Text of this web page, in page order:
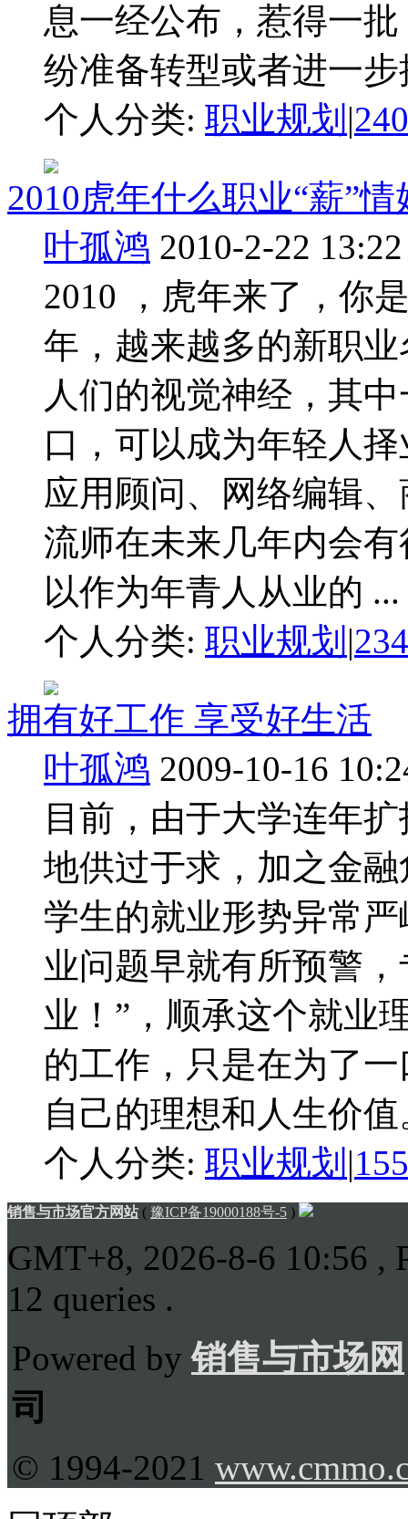
息一经公布，惹得一
纷准备转型或者进一
个人分类: 职业规划 |
2010虎年什么职业“薪”情
叶孤鸿 2010-2-22 13:22
2010 ，虎年来了，你
年，越来越多的新职
人们的视觉神经，其
口，可以成为年轻人
应用顾问、网络编辑
流师在未来几年内会
以作为年青人从业的 ...
个人分类: 职业规划 |
拥有好工作 享受好生活
叶孤鸿 2009-10-16
目前，由于大学连年
地供过于求，加之金
学生的就业形势异常
业问题早就有所预警
业！”，顺承这个就业
的工作，只是在为了
自己的理想和人生价值
个人分类: 职业规划 |
销售与市场官方网站( 豫ICP备19000188号-5 )
GMT+8, 2026-8-6 10:56 ,
12 queries .
Powered by销售与市场网
司
© 1994-2021